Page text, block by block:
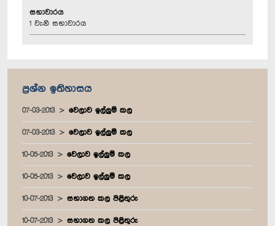
සභාවාරය
1 වැනි සභාවාරය
ප්‍රශ්න ඉතිහාසය
07-03-2013 වෙලාව ඉල්ලුම් කල
07-03-2013 වෙලාව ඉල්ලුම් කල
10-05-2013 වෙලාව ඉල්ලුම් කල
10-05-2013 වෙලාව ඉල්ලුම් කල
10-07-2013 සභාගත කල පිළිතුරු
10-07-2013 සභාගත කල පිළිතුරු